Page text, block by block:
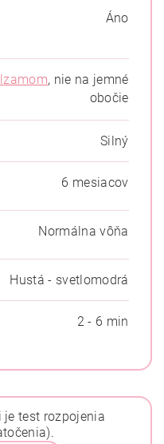
Áno
, nie na jemné
obočie
Silný
6 mesiacov
Normálna vôňa
Hustá - svetlomodrá
2 - 6 min
je test rozpojenia